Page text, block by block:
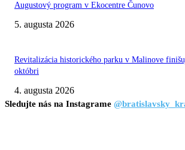
Augustový program v Ekocentre Čunovo
5. augusta 2026
Revitalizácia historického parku v Malinove
októbri
4. augusta 2026
Sledujte nás na Instagrame